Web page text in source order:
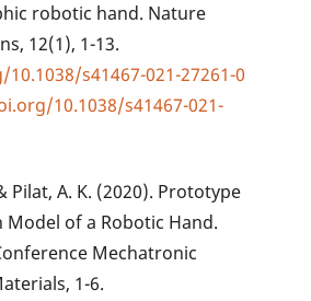
robotic hand. Nature
12(1), 1-13.
s41467-021-27261-0
10.1038/s41467-021-
Pilat, A. K. (2020). Prototype
Model of a Robotic Hand.
Mechatronic
1-6.